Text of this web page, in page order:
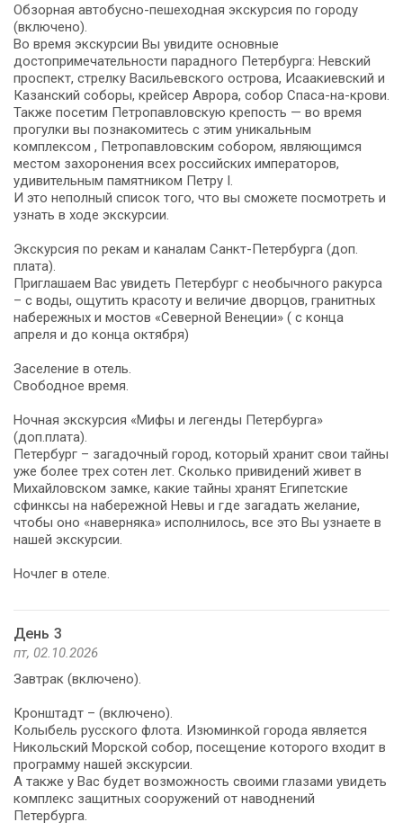
Обзорная автобусно-пешеходная экскурсия по городу
(включено).
Во время экскурсии Вы увидите основные
достопримечательности парадного Петербурга: Невский
проспект, стрелку Васильевского острова, Исаакиевский и
Казанский соборы, крейсер Аврора, собор Спаса-на-крови.
Также посетим Петропавловскую крепость — во время
прогулки вы познакомитесь с этим уникальным
комплексом , Петропавловским собором, являющимся
местом захоронения всех российских императоров,
удивительным памятником Петру I.
И это неполный список того, что вы сможете посмотреть и
узнать в ходе экскурсии.
Экскурсия по рекам и каналам Санкт-Петербурга (доп.
плата).
Приглашаем Вас увидеть Петербург с необычного ракурса
– с воды, ощутить красоту и величие дворцов, гранитных
набережных и мостов «Северной Венеции» ( с конца
апреля и до конца октября)
Заселение в отель.
Свободное время.
Ночная экскурсия «Мифы и легенды Петербурга»
(доп.плата).
Петербург – загадочный город, который хранит свои тайны
уже более трех сотен лет. Сколько привидений живет в
Михайловском замке, какие тайны хранят Египетские
сфинксы на набережной Невы и где загадать желание,
чтобы оно «наверняка» исполнилось, все это Вы узнаете в
нашей экскурсии.
Ночлег в отеле.
День 3
пт, 02.10.2026
Завтрак (включено).
Кронштадт – (включено).
Колыбель русского флота. Изюминкой города является
Никольский Морской собор, посещение которого входит в
программу нашей экскурсии.
А также у Вас будет возможность своими глазами увидеть
комплекс защитных сооружений от наводнений
Петербурга.